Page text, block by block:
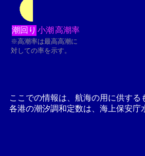
潮回り 小潮 高潮率
※高潮率は最高高潮に
対しての率を示す。
ここでの情報は、航海の用に供す
各港の潮汐調和定数は、海上保安